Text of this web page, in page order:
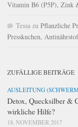
Vitamin B6 (P5P), Zink
Tessa zu Pflanzliche
Presskuchen,
ZUFÄLLIGE BEITRÄGE
AUSLEITUNG
Detox, Quecksilber &
wirkliche Hilfe?
18. NOVEMBER 2017